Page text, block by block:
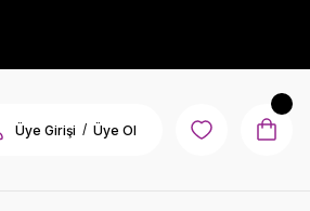
Üye Girişi / Üye Ol